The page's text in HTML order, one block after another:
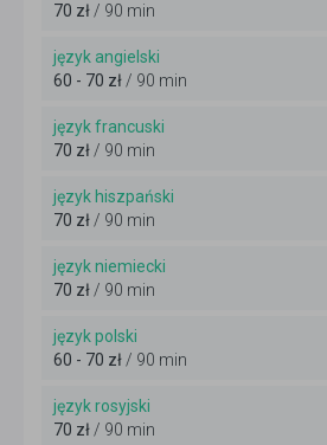
70 zł/ 90 min
język angielski
60 - 70 zł/ 90 min
język francuski
70 zł/ 90 min
język hiszpański
70 zł/ 90 min
język niemiecki
70 zł/ 90 min
język polski
60 - 70 zł/ 90 min
język rosyjski
70 zł/ 90 min